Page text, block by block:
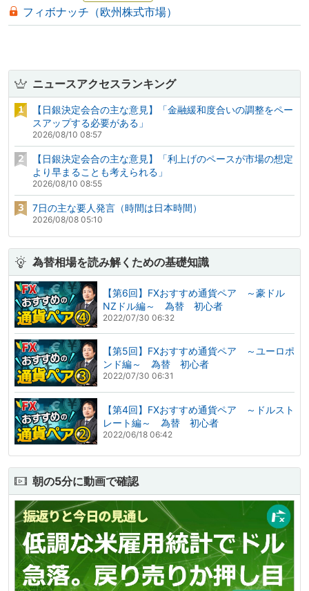
フィボナッチ（欧州株式市場）
ニュースアクセスランキング
【日銀決定会合の主な意見】「金融緩和度合いの調整をペー
スアップする必要がある」
2026/08/10 08:57
【日銀決定会合の主な意見】「利上げのペースが市場の想定
より早まることも考えられる」
2026/08/10 08:55
7日の主な要人発言（時間は日本時間）
2026/08/08 05:10
為替相場を読み解くための基礎知識
【第6回】FXおすすめ通貨ペア ～豪ドル
NZドル編～ 為替 初心者
2022/07/30 06:32
【第5回】FXおすすめ通貨ペア ～ユーロポ
ンド編～ 為替 初心者
2022/07/30 06:31
【第4回】FXおすすめ通貨ペア ～ドルスト
レート編～ 為替 初心者
2022/06/18 06:42
朝の5分に動画で確認